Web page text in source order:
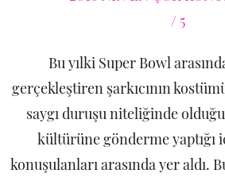
Bu yılki Super Bowl
gerçekleştiren şarkıcının
saygı duruşu niteliğinde
kültürüne gönderme yaptığı
konuşulanları arasında yer aldı.